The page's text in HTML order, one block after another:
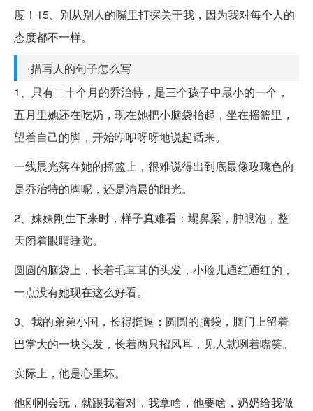
度！15、别从别人的嘴里打探关于我，因为我对每个人的
态度都不一样。
描写人的句子怎么写
1、只有二十个月的乔治特，是三个孩子中最小的一个，
五月里她还在吃奶，现在她把小脑袋抬起，坐在摇篮里，
望着自己的脚，开始咿咿呀呀地说起话来。
一线晨光落在她的摇篮上，很难说得出到底最像玫瑰色的
是乔治特的脚呢，还是清晨的阳光。
2、妹妹刚生下来时，样子真难看：塌鼻梁，肿眼泡，整
天闭着眼睛睡觉。
圆圆的脑袋上，长着毛茸茸的头发，小脸儿通红通红的，
一点没有她现在这么好看。
3、我的弟弟小国，长得挺逗：圆圆的脑袋，脑门上留着
巴掌大的一块头发，长着两只招风耳，见人就咧着嘴笑。
实际上，他是心里坏。
他刚刚会玩，就跟我着对，我拿啥，他要啥，奶奶给我做